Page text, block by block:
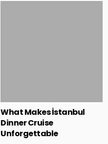
What Makes İstanbul
Dinner Cruise
Unforgettable